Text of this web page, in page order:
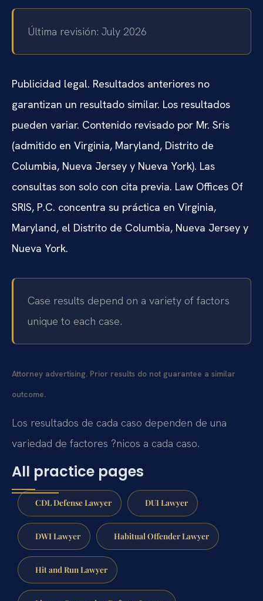
Última revisión: July 2026
Publicidad legal. Resultados anteriores no
garantizan un resultado similar. Los resultados
pueden variar. Contenido revisado por Mr. Sris
(admitido en Virginia, Maryland, Distrito de
Columbia, Nueva Jersey y Nueva York). Las
consultas son solo con cita previa. Law Offices Of
SRIS, P.C. concentra su práctica en Virginia,
Maryland, el Distrito de Columbia, Nueva Jersey y
Nueva York.
Case results depend on a variety of factors
unique to each case.
Attorney advertising. Prior results do not guarantee a similar
outcome.
Los resultados de cada caso dependen de una
variedad de factores ?nicos a cada caso.
All practice pages
CDL Defense Lawyer DUI Lawyer
DWI Lawyer Habitual Offender Lawyer
Hit and Run Lawyer